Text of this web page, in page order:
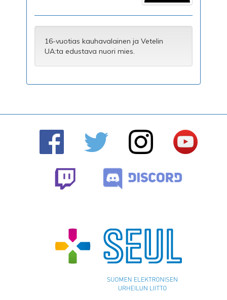
16-vuotias kauhavalainen ja Vetelin
UA:ta edustava nuori mies.